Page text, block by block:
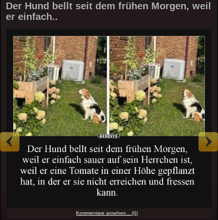
Der Hund bellt seit dem frühen Morgen, weil
er einfach..
Kommentare ansehen... (0)